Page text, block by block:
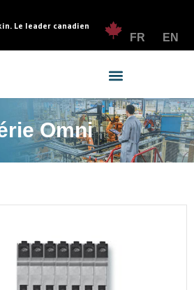
Le leader canadien
FR EN
Omni